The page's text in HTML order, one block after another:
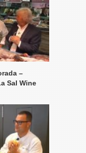
–
Sal Wine